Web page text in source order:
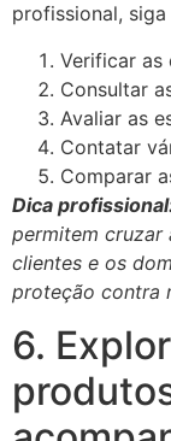
profissional,
Verificar
Consultar
Avaliar as
Contatar
Comparar
Dica
permitem cruzar
clientes e os
proteção contra
6.